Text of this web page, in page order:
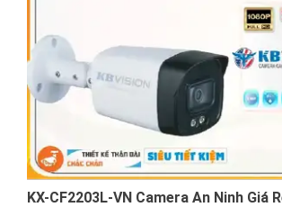
KX-CF2203L-VN Camera An Ninh Giá